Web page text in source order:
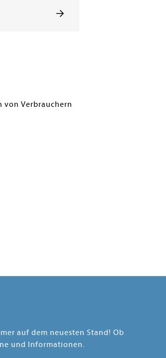
Verbrauchern
auf dem neuesten Stand! Ob
und Informationen.